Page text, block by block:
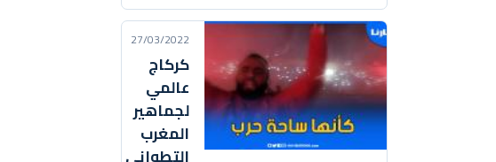
27/03/2022
كركاج
عالمي
لجماهير
المغرب